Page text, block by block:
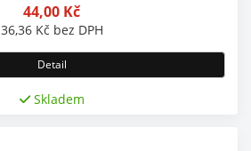
44,00 Kč
36,36 Kč bez DPH
Detail
Skladem